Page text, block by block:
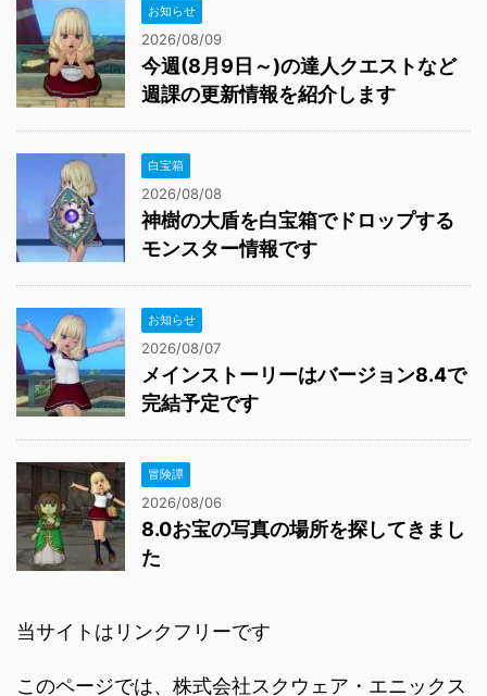
お知らせ
2026/08/09
今週(8月9日～)の達人クエストなど
週課の更新情報を紹介します
白宝箱
2026/08/08
神樹の大盾を白宝箱でドロップする
モンスター情報です
お知らせ
2026/08/07
メインストーリーはバージョン8.4で
完結予定です
冒険譚
2026/08/06
8.0お宝の写真の場所を探してきまし
た
当サイトはリンクフリーです
このページでは、株式会社スクウェア・エニックス